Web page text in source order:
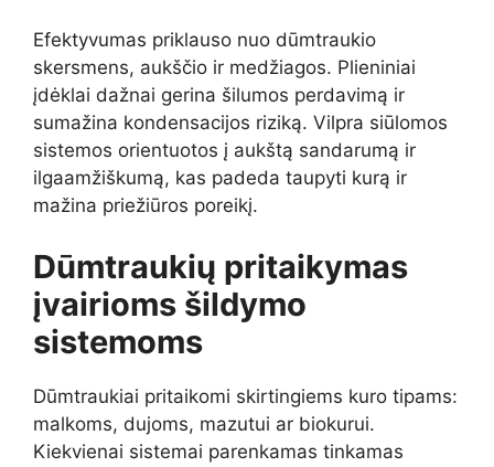
Efektyvumas priklauso nuo dūmtraukio
skersmens, aukščio ir medžiagos. Plieniniai
įdėklai dažnai gerina šilumos perdavimą ir
sumažina kondensacijos riziką. Vilpra siūlomos
sistemos orientuotos į aukštą sandarumą ir
ilgaamžiškumą, kas padeda taupyti kurą ir
mažina priežiūros poreikį.
Dūmtraukių pritaikymas
įvairioms šildymo
sistemoms
Dūmtraukiai pritaikomi skirtingiems kuro tipams:
malkoms, dujoms, mazutui ar biokurui.
Kiekvienai sistemai parenkamas tinkamas